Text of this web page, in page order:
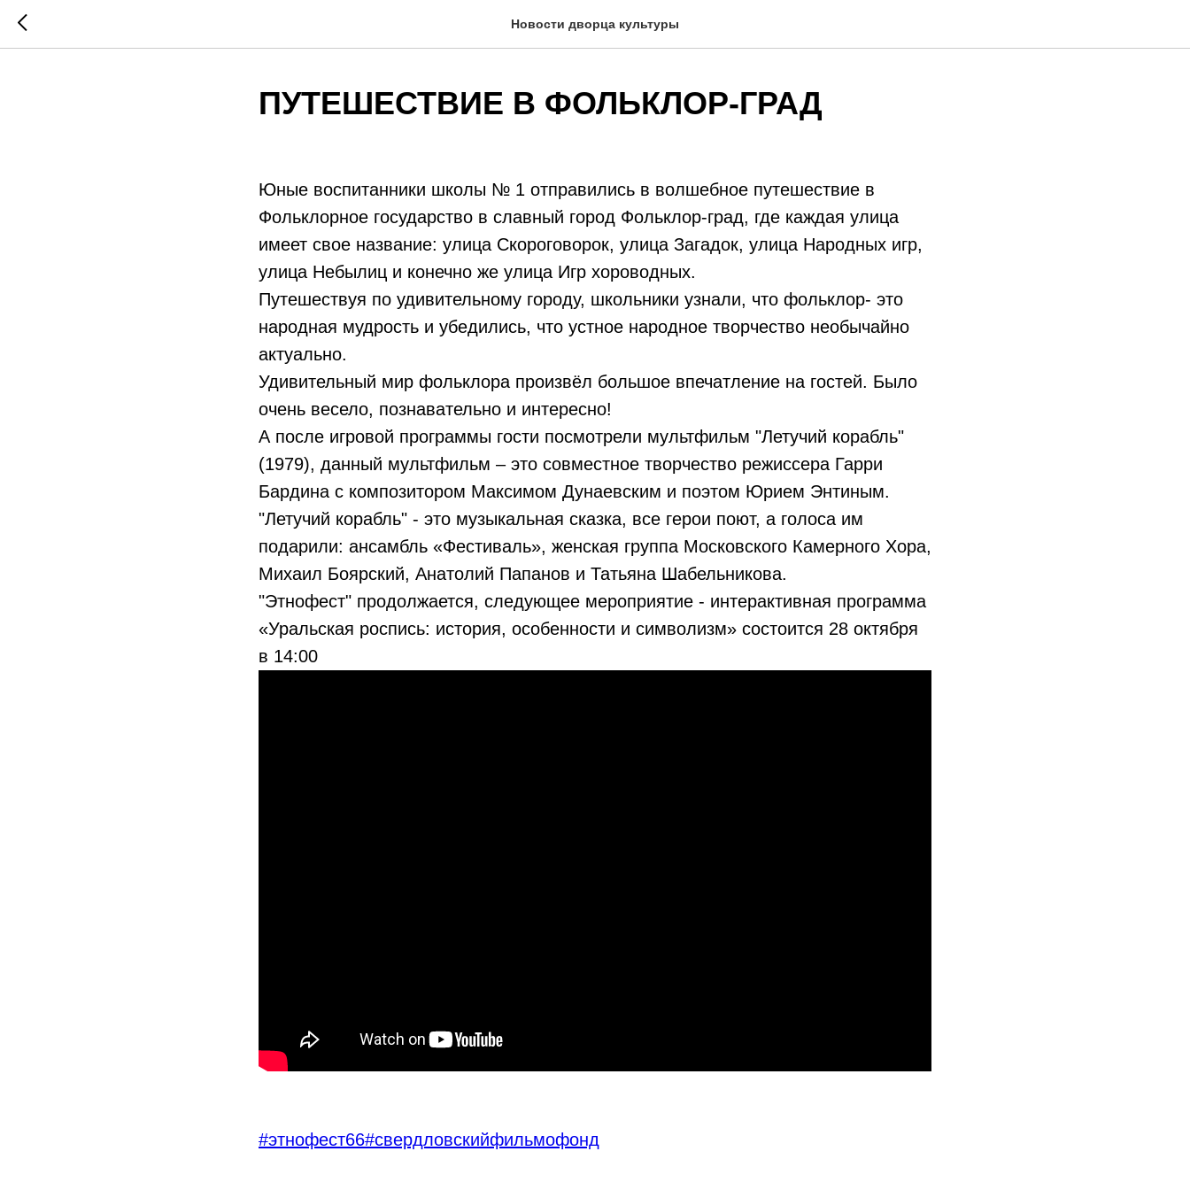
Новости дворца культуры
ПУТЕШЕСТВИЕ В ФОЛЬКЛОР-ГРАД
Юные воспитанники школы № 1 отправились в волшебное путешествие в
Фольклорное государство в славный город Фольклор-град, где каждая улица
имеет свое название: улица Скороговорок, улица Загадок, улица Народных игр,
улица Небылиц и конечно же улица Игр хороводных.
Путешествуя по удивительному городу, школьники узнали, что фольклор- это
народная мудрость и убедились, что устное народное творчество необычайно
актуально.
Удивительный мир фольклора произвёл большое впечатление на гостей. Было
очень весело, познавательно и интересно!
А после игровой программы гости посмотрели мультфильм "Летучий корабль"
(1979), данный мультфильм – это совместное творчество режиссера Гарри
Бардина с композитором Максимом Дунаевским и поэтом Юрием Энтиным.
"Летучий корабль" - это музыкальная сказка, все герои поют, а голоса им
подарили: ансамбль «Фестиваль», женская группа Московского Камерного Хора,
Михаил Боярский, Анатолий Папанов и Татьяна Шабельникова.
"Этнофест" продолжается, следующее мероприятие - интерактивная программа
«Уральская роспись: история, особенности и символизм» состоится 28 октября
в 14:00
#этнофест66#свердловскийфильмофонд